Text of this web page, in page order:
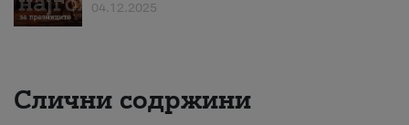
04.12.2025
Слични содржини